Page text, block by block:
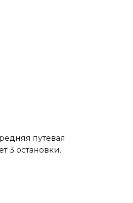
путевая
3 остановки.